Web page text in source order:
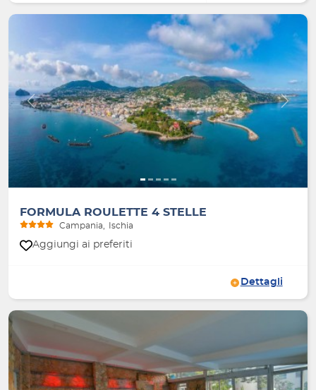
Indietro Avanti
FORMULA ROULETTE 4 STELLE
Campania Ischia
Aggiungi ai preferiti
Dettagli